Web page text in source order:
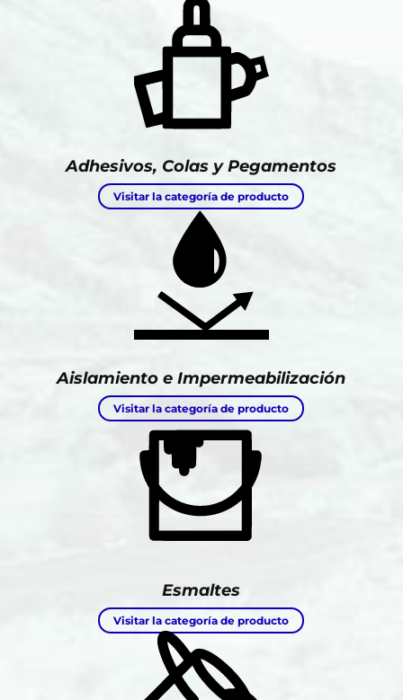
Adhesivos, Colas y Pegamentos
Visitar la categoría de producto
Aislamiento e Impermeabilización
Visitar la categoría de producto
Esmaltes
Visitar la categoría de producto